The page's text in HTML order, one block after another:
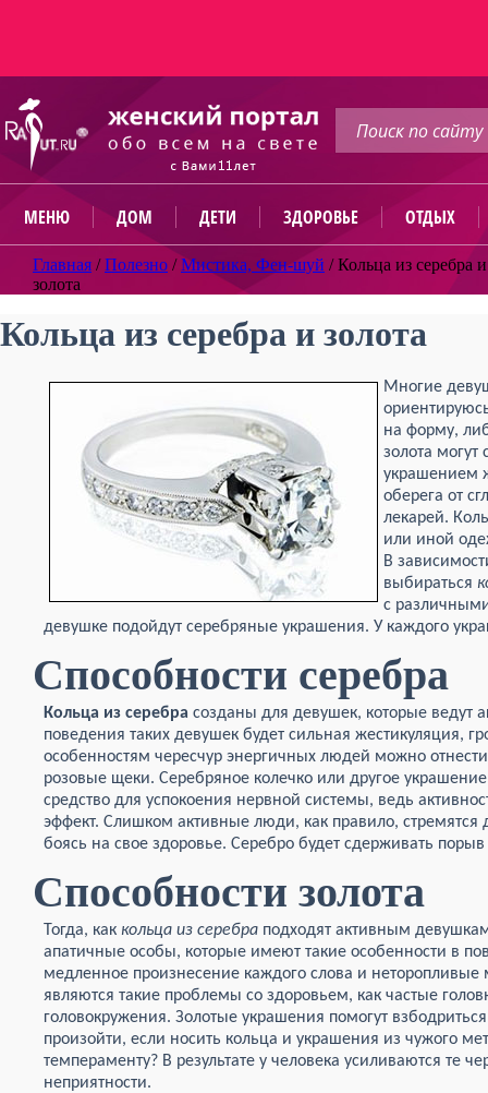
МЕНЮ ДОМ ДЕТИ ЗДОРОВЬЕ ОТДЫХ
Главная /Полезно /Мистика, Фен-шуй /Кольца из серебра и
золота
Кольца из серебра и золота
Многие
на форму,
золота могут
украшением
оберега от
лекарей.
или иной
В
выбираться
с
девушке подойдут серебряные украшения. У каждого
Способности серебра
Кольца из серебра созданы для девушек, которые ведут
поведения таких девушек будет сильная жестикуляция,
особенностям чересчур энергичных людей можно
розовые щеки. Серебряное колечко или другое украшение
средство для успокоения нервной системы, ведь
эффект. Слишком активные люди, как правило, стремятся
боясь на свое здоровье. Серебро будет сдерживать
Способности золота
Тогда, как кольца из серебра подходят активным
апатичные особы, которые имеют такие особенности в
медленное произнесение каждого слова и неторопливые
являются такие проблемы со здоровьем, как частые
головокружения. Золотые украшения помогут
произойти, если носить кольца и украшения из чужого
темпераменту? В результате у человека усиливаются те
неприятности.